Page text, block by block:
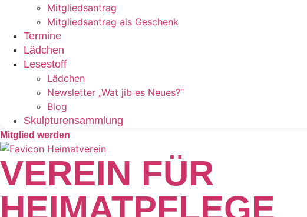
Mitgliedsantrag
Mitgliedsantrag als Geschenk
Termine
Lädchen
Lesestoff
Lädchen
Newsletter „Wat jib es Neues?“
Blog
Skulpturensammlung
Mitglied werden
VEREIN FÜR
HEIMATPFLEGE